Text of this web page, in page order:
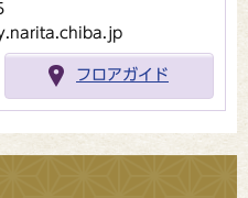
フロアガイド